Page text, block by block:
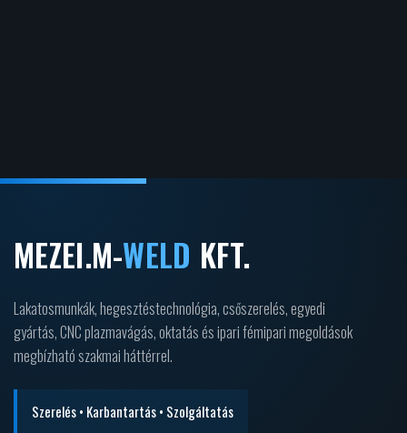
MEZEI.M-WELD KFT.
Lakatosmunkák, hegesztéstechnológia, csőszerelés, egyedi
gyártás, CNC plazmavágás, oktatás és ipari fémipari megoldások
megbízható szakmai háttérrel.
Szerelés • Karbantartás • Szolgáltatás